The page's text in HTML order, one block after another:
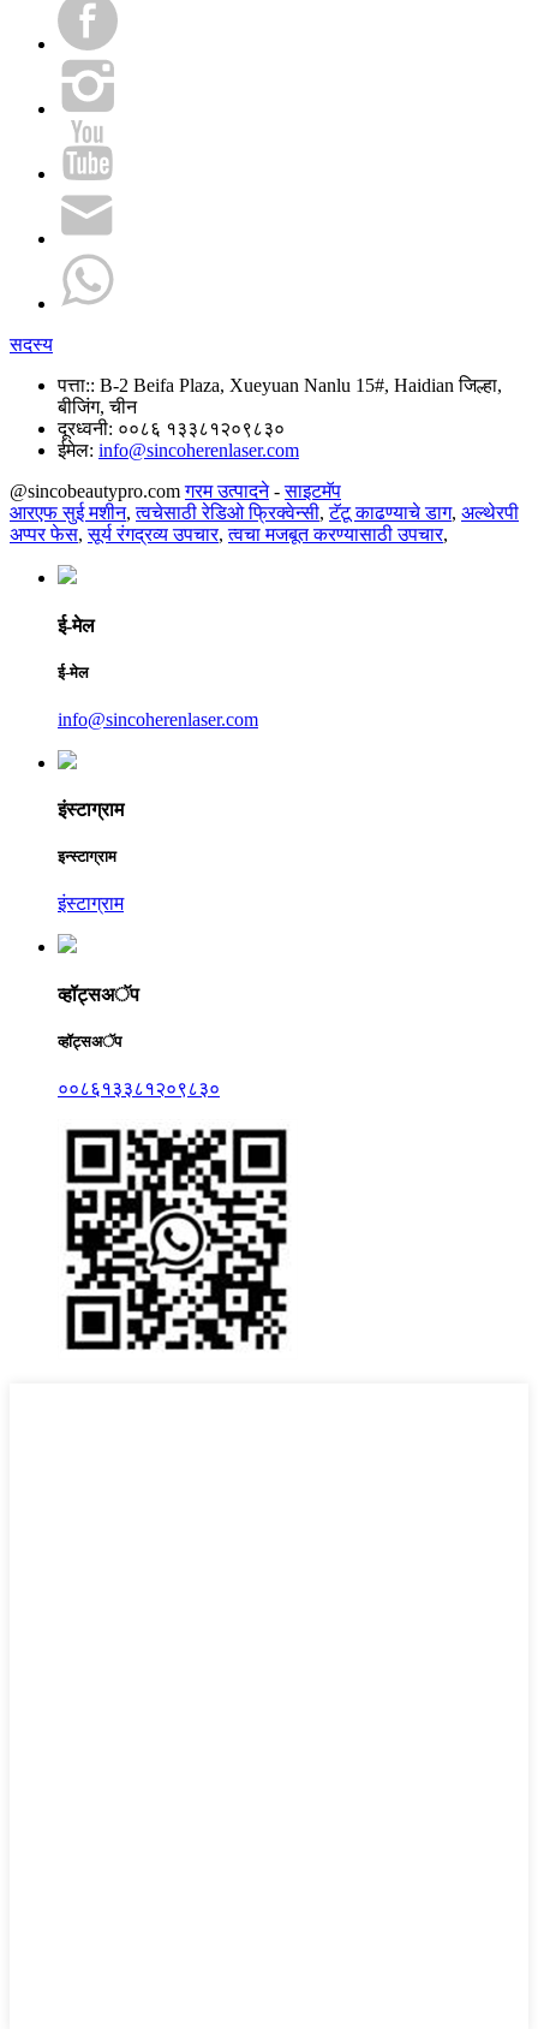
सदस्य
पत्ता:: B-2 Beifa Plaza, Xueyuan Nanlu 15#, Haidian जिल्हा,
बीजिंग, चीन
दूरध्वनी: ००८६ १३३८१२०९८३०
ईमेल: info@sincoherenlaser.com
@sincobeautypro.com गरम उत्पादने-साइटमॅप
आरएफ सुई मशीन,त्वचेसाठी रेडिओ फ्रिक्वेन्सी,टॅटू काढण्याचे डाग, अल्थेरपी
अप्पर फेस,सूर्य रंगद्रव्य उपचार,त्वचा मजबूत करण्यासाठी उपचार,
ई-मेल
ई-मेल
info@sincoherenlaser.com
इंस्टाग्राम
इन्स्टाग्राम
इंस्टाग्राम
व्हॉट्सअॅप
व्हॉट्सअॅप
००८६१३३८१२०९८३०